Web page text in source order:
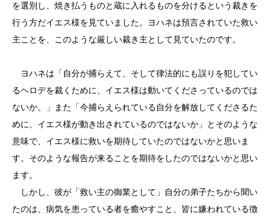
を選別し、焼き払うものと蔵に入れるものを分けるという裁きを
行う方だイエス様を見ていました。ヨハネは預言されていた救い
主ことを、このような厳しい裁き主として見ていたのです。
ヨハネは「自分が捕らえて、そして律法的にも誤りを犯してい
るヘロデを裁くために、イエス様は動いてくださっているのでは
ないか。」また「今捕らえられている自分を解放してくださるた
めに、イエス様が動き出されているのではないか」とそのような
意味で、イエス様に救いを期待していたのではないかと思いま
す。そのような報告が来ることを期待をしたのではないかと思い
ます。
しかし、彼が「救い主の御業として」自分の弟子たちから聞い
たのは、病気を患っている者を癒やすこと、皆に嫌われている徴